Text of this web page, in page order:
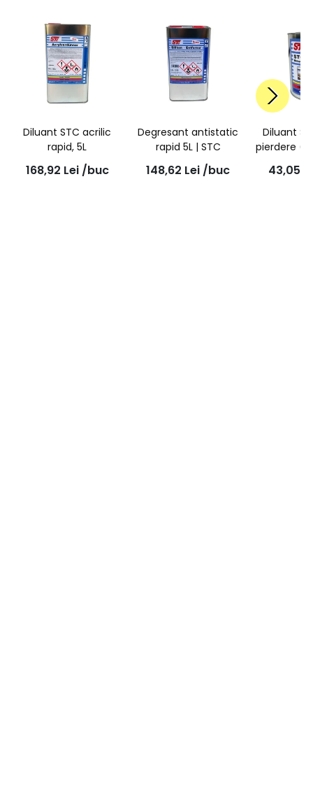
Diluant STC acrilic
rapid, 5L
168,92 Lei /buc
Degresant antistatic
rapid 5L | STC
148,62 Lei /buc
Diluant
pierdere
43,05